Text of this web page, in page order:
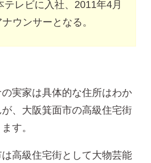
テレビに入社、2011年4月
ウンサーとなる。
実家は具体的な住所はわか
、大阪箕面市の高級住宅街
す。
高級住宅街として大物芸能